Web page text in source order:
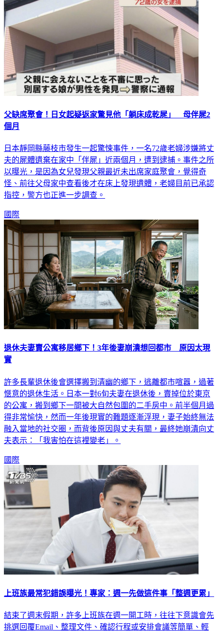
父缺席聚會！日女起疑返家驚見他「躺床成乾屍」 母伴屍2
個月
日本靜岡縣藤枝市發生一起驚悚事件，一名72歲老婦涉嫌將丈
夫的屍體遺棄在家中「伴屍」近兩個月，遭到逮捕。事件之所
以曝光，是因為女兒發現父親最近未出席家庭聚會，覺得奇
怪、前往父母家中查看後才在床上發現遺體，老婦目前已承認
指控，警方也正進一步調查。
國際
退休夫妻賣公寓移居鄉下！3年後妻崩潰想回都市 原因太現
實
許多長輩退休後會選擇搬到清幽的鄉下，逃離都市喧囂，過著
愜意的退休生活。日本一對6旬夫妻在退休後，賣掉位於東京
的公寓，搬到鄉下一間被大自然包圍的二手房中。前半個月過
得非常愉快，然而一年後現實的難題逐漸浮現，妻子始終無法
融入當地的社交圈，而背後原因與丈夫有關，最終她崩潰向丈
夫表示：「我害怕在這裡變老」。
國際
上班族最常犯錯誤曝光！專家：週一先做這件事「整週更累」
結束了週末假期，許多上班族在週一開工時，往往下意識會先
挑選回覆Email、整理文件、確認行程或安排會議等簡單、輕